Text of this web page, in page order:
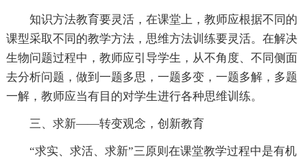
知识方法教育要灵活，在课堂上，教师应根据不同的
课型采取不同的教学方法，思维方法训练要灵活。在解决
生物问题过程中，教师应引导学生，从不角度、不同侧面
去分析问题，做到一题多思，一题多变，一题多解，多题
一解，教师应当有目的对学生进行各种思维训练。
三、求新——转变观念，创新教育
“求实、求活、求新”三原则在课堂教学过程中是有机